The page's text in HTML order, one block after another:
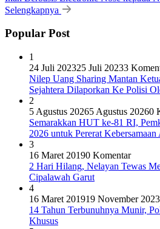
Selengkapnya
Popular Post
1
24 Juli 202325 Juli 20233
Nilep Uang Sharing Mantan
Sejahtera Dilaporkan Ke Polisi
2
5 Agustus 20265 Agustus 20260
Semarakkan HUT ke-81 RI,
2026 untuk Pererat Kebersamaan
3
16 Maret 20190 Komentar
2 Hari Hilang, Nelayan Tewas
Cipalawah Garut
4
16 Maret 201919 November 2023
14 Tahun Terbunuhnya Munir,
Khusus